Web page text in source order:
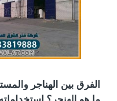
الفرق بين الهناجر